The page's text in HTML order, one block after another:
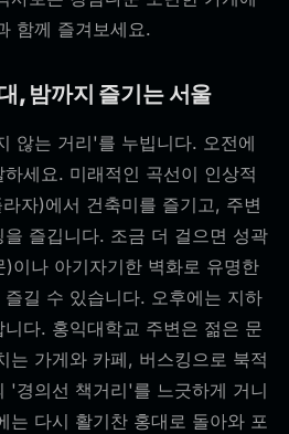
함께 즐겨보세요.
, 밤까지 즐기는 서울
않는 거리'를 누빕니다. 오전에
세요. 미래적인 곡선이 인상적
자)에서 건축미를 즐기고, 주변
즐깁니다. 조금 더 걸으면 성곽
이나 아기자기한 벽화로 유명한
길 수 있습니다. 오후에는 지하
다. 홍익대학교 주변은 젊은 문
는 가게와 카페, 버스킹으로 북적
'경의선 책거리'를 느긋하게 거니
는 다시 활기찬 홍대로 돌아와 포